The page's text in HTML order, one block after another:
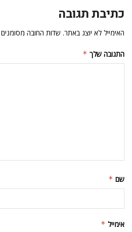
כתיבת תגובה
האימייל לא יוצג באתר. שדות החובה מסומנים
התגובה שלך *
שם *
אימייל *